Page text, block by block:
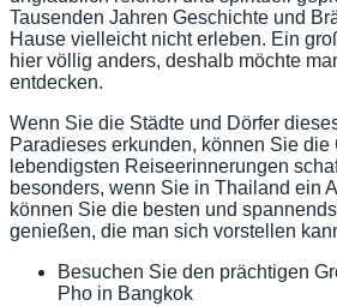
Tausenden Jahren Geschichte und
Hause vielleicht nicht erleben. Ein
hier völlig anders, deshalb möchte
entdecken.
Wenn Sie die Städte und Dörfer
Paradieses erkunden, können Sie die
lebendigsten Reiseerinnerungen
besonders, wenn Sie in Thailand ein
können Sie die besten und
genießen, die man sich vorstellen
Besuchen Sie den prächtigen
Pho in Bangkok